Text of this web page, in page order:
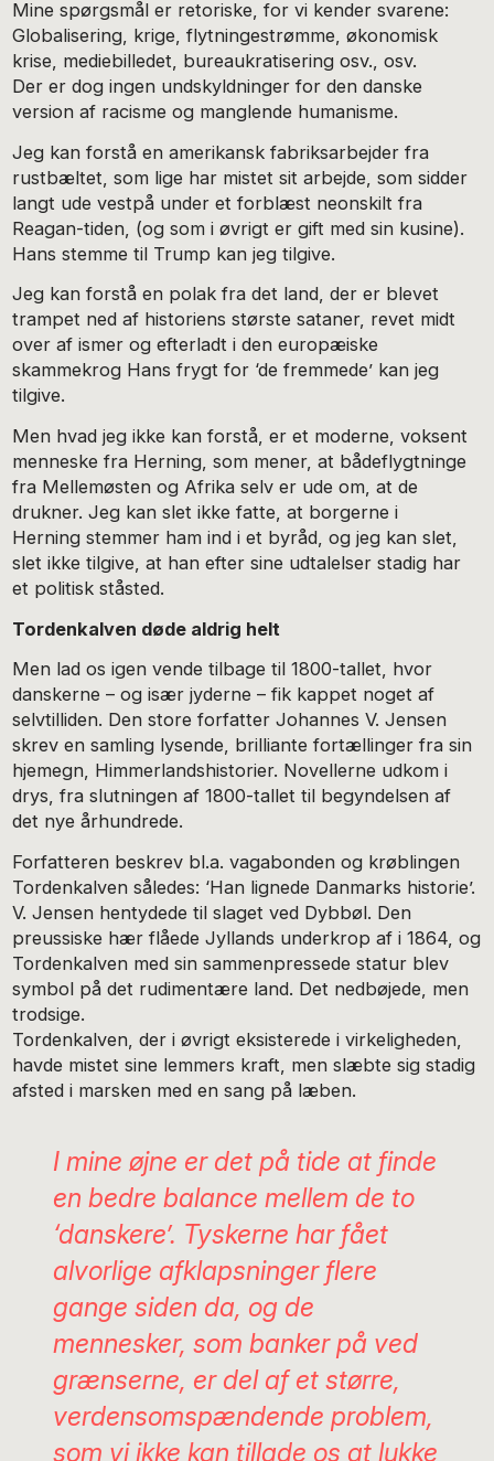
Mine spørgsmål er retoriske, for vi kender svarene:
Globalisering, krige, flytningestrømme, økonomisk
krise, mediebilledet, bureaukratisering osv., osv.
Der er dog ingen undskyldninger for den danske
version af racisme og manglende humanisme.
Jeg kan forstå en amerikansk fabriksarbejder fra
rustbæltet, som lige har mistet sit arbejde, som sidder
langt ude vestpå under et forblæst neonskilt fra
Reagan-tiden, (og som i øvrigt er gift med sin kusine).
Hans stemme til Trump kan jeg tilgive.
Jeg kan forstå en polak fra det land, der er blevet
trampet ned af historiens største sataner, revet midt
over af ismer og efterladt i den europæiske
skammekrog Hans frygt for ‘de fremmede’ kan jeg
tilgive.
Men hvad jeg ikke kan forstå, er et moderne, voksent
menneske fra Herning, som mener, at bådeflygtninge
fra Mellemøsten og Afrika selv er ude om, at de
drukner. Jeg kan slet ikke fatte, at borgerne i
Herning stemmer ham ind i et byråd, og jeg kan slet,
slet ikke tilgive, at han efter sine udtalelser stadig har
et politisk ståsted.
Tordenkalven døde aldrig helt
Men lad os igen vende tilbage til 1800-tallet, hvor
danskerne – og især jyderne – fik kappet noget af
selvtilliden. Den store forfatter Johannes V. Jensen
skrev en samling lysende, brilliante fortællinger fra sin
hjemegn, Himmerlandshistorier. Novellerne udkom i
drys, fra slutningen af 1800-tallet til begyndelsen af
det nye århundrede.
Forfatteren beskrev bl.a. vagabonden og krøblingen
Tordenkalven således: ‘Han lignede Danmarks historie’.
V. Jensen hentydede til slaget ved Dybbøl. Den
preussiske hær flåede Jyllands underkrop af i 1864, og
Tordenkalven med sin sammenpressede statur blev
symbol på det rudimentære land. Det nedbøjede, men
trodsige.
Tordenkalven, der i øvrigt eksisterede i virkeligheden,
havde mistet sine lemmers kraft, men slæbte sig stadig
afsted i marsken med en sang på læben.
I mine øjne er det på tide at finde
en bedre balance mellem de to
‘danskere’. Tyskerne har fået
alvorlige afklapsninger flere
gange siden da, og de
mennesker, som banker på ved
grænserne, er del af et større,
verdensomspændende problem,
som vi ikke kan tillade os at lukke